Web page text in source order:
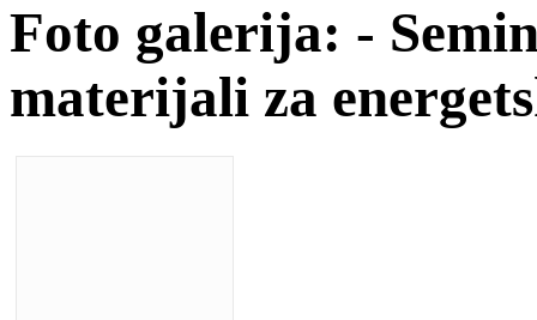
Foto galerija: -
materijali za